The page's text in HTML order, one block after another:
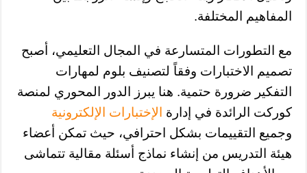
المفاهيم المختلفة.
مع التطورات المتسارعة في المجال التعليمي، أصبح
تصميم الاختبارات وفقاً لتصنيف بلوم لمهارات
التفكير ضرورة حتمية. هنا يبرز الدور المحوري لمنصة
كوركت الرائدة في إدارة الإختبارات الإلكترونية
وجميع التقييمات بشكل احترافي، حيث تمكن أعضاء
هيئة التدريس من إنشاء نماذج أسئلة مقالية تتماشى